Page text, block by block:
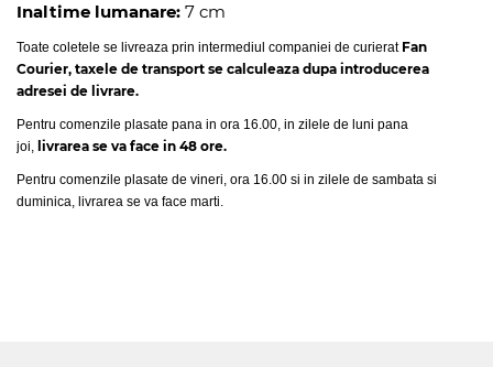
Inaltime lumanare: 7 cm
Toate coletele se livreaza prin intermediul companiei de curieratFan
Courier, taxele de transport se calculeaza dupa introducerea
adresei de livrare.
Pentru comenzile plasate pana in ora 16.00, in zilele de luni pana
joi, livrarea se va face in 48 ore.
Pentru comenzile plasate de vineri, ora 16.00 si in zilele de sambata si
duminica, livrarea se va face marti.